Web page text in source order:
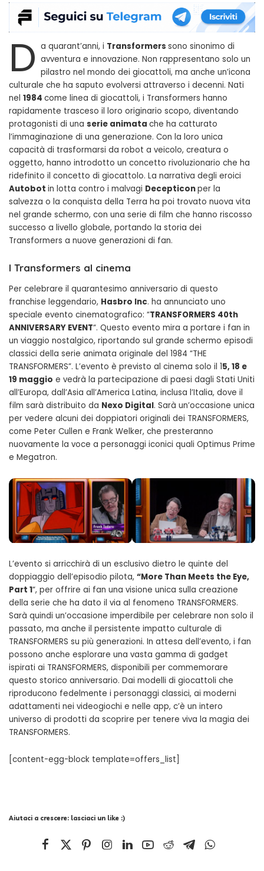
D a quarant’anni, i Transformers sono sinonimo di
avventura e innovazione. Non rappresentano solo un
pilastro nel mondo dei giocattoli, ma anche un’icona
culturale che ha saputo evolversi attraverso i decenni. Nati
nel 1984 come linea di giocattoli, i Transformers hanno
rapidamente trasceso il loro originario scopo, diventando
protagonisti di una serie animata che ha catturato
l’immaginazione di una generazione. Con la loro unica
capacità di trasformarsi da robot a veicolo, creatura o
oggetto, hanno introdotto un concetto rivoluzionario che ha
ridefinito il concetto di giocattolo. La narrativa degli eroici
Autobot in lotta contro i malvagi Decepticonper la
salvezza o la conquista della Terra ha poi trovato nuova vita
nel grande schermo, con una serie di film che hanno riscosso
successo a livello globale, portando la storia dei
Transformers a nuove generazioni di fan.
I Transformers al cinema
Per celebrare il quarantesimo anniversario di questo
franchise leggendario, Hasbro Inc. ha annunciato uno
speciale evento cinematografico: “TRANSFORMERS 40th
ANNIVERSARY EVENT“. Questo evento mira a portare i fan in
un viaggio nostalgico, riportando sul grande schermo episodi
classici della serie animata originale del 1984 “THE
TRANSFORMERS”. L’evento è previsto al cinema solo il 15, 18 e
19 maggio e vedrà la partecipazione di paesi dagli Stati Uniti
all’Europa, dall’Asia all’America Latina, inclusa l’Italia, dove il
film sarà distribuito da Nexo Digital. Sarà un’occasione unica
per vedere alcuni dei doppiatori originali dei TRANSFORMERS,
come Peter Cullen e Frank Welker, che presteranno
nuovamente la voce a personaggi iconici quali Optimus Prime
e Megatron.
L’evento si arricchirà di un esclusivo dietro le quinte del
doppiaggio dell’episodio pilota, “More Than Meets the Eye,
Part 1“, per offrire ai fan una visione unica sulla creazione
della serie che ha dato il via al fenomeno TRANSFORMERS.
Sarà quindi un’occasione imperdibile per celebrare non solo il
passato, ma anche il persistente impatto culturale di
TRANSFORMERS su più generazioni. In attesa dell’evento, i fan
possono anche esplorare una vasta gamma di gadget
ispirati ai TRANSFORMERS, disponibili per commemorare
questo storico anniversario. Dai modelli di giocattoli che
riproducono fedelmente i personaggi classici, ai moderni
adattamenti nei videogiochi e nelle app, c’è un intero
universo di prodotti da scoprire per tenere viva la magia dei
TRANSFORMERS.
[content-egg-block template=offers_list]
Aiutaci a crescere: lasciaci un like :)